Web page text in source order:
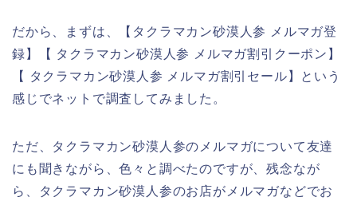
だから、まずは、【タクラマカン砂漠人参 メルマガ登
録】【 タクラマカン砂漠人参 メルマガ割引クーポン】
【 タクラマカン砂漠人参 メルマガ割引セール】という
感じでネットで調査してみました。
ただ、タクラマカン砂漠人参のメルマガについて友達
にも聞きながら、色々と調べたのですが、残念なが
ら、タクラマカン砂漠人参のお店がメルマガなどでお